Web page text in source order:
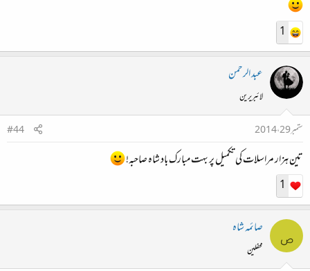
1
عبد الرحمن
لائبریرین
ستمبر 29، 2014
#44
تین ہزار مراسلات کی تکمیل پر بہت مبارک باد شاہ صاحبہ!
1
ص صائمہ شاہ
محفلین